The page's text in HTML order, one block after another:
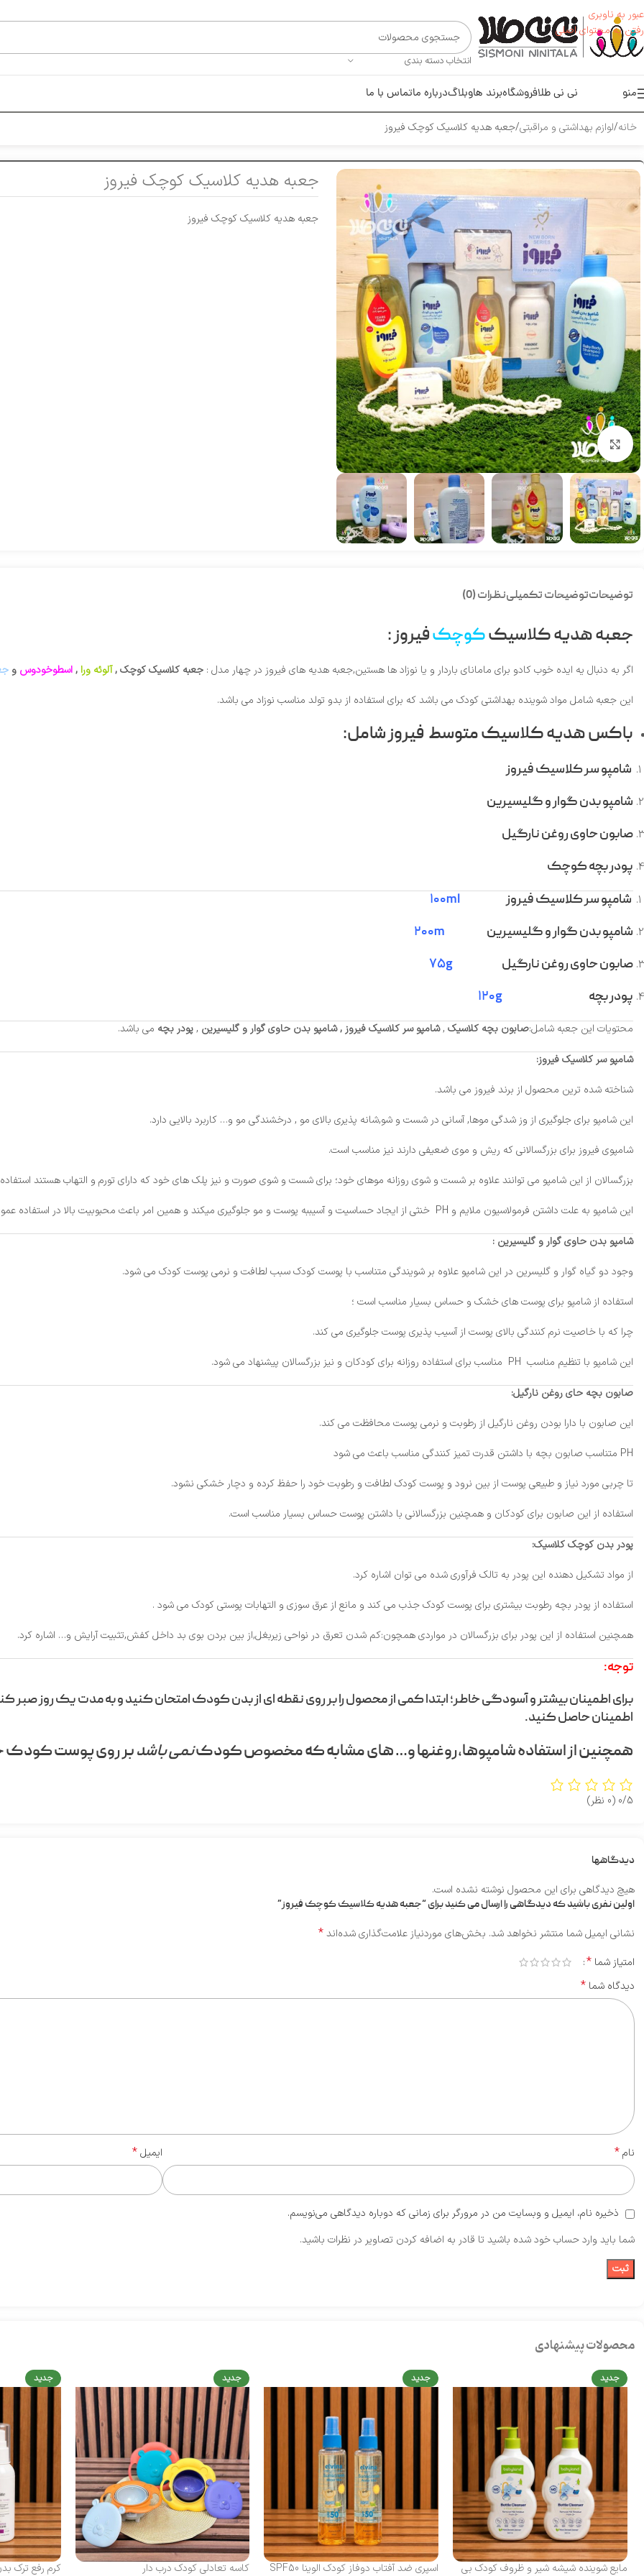
عبور به ناوبری
رفتن به محتوای اصلی
انتخاب دسته بندی
منو نی نی طلافروشگاهبرند هاوبلاگدرباره ماتماس با ما
خانه لوازم بهداشتی و مراقبتی جعبه هدیه کلاسیک کوچک فیروز
بزرگنمایی تصویر
جعبه هدیه کلاسیک کوچک فیروز
جعبه هدیه کلاسیک کوچک فیروز
توضیحاتتوضیحات تکمیلینظرات (0)
جعبه هدیه کلاسیککوچکفیروز :
اگر به دنبال یه ایده خوب کادو برای مامانای باردار و یا نوزاد ها هستین,جعبه هدیه های فیروز در چهار مدل : جعبه کلاسیککوچک ,آلوئه ورا ,اسطوخودوس و
این جعبه شامل مواد شوینده بهداشتی کودک می باشد که برای استفاده از بدو تولد مناسب نوزاد می باشد.
باکس هدیه کلاسیک متوسط فیروز شامل:
شامپو سر کلاسیک فیروز
شامپو بدن گوار و گلیسیرین
صابون حاوی روغن نارگیل
پودر بچه کوچک
شامپو سر کلاسیک فیروز ۱۰۰ml
شامپو بدن گوار و گلیسیرین ۲۰۰m
صابون حاوی روغن نارگیل ۷۵g
پودر بچه ۱۲۰g
محتویات این جعبه شامل:صابون بچه کلاسیک ,شامپو سر کلاسیک فیروز ,شامپو بدن حاوی گوار و گلیسیرین ,پودر بچه می باشد.
شامپو سر کلاسیک فیروز:
شناخته شده ترین محصول از برند فیروز می باشد.
این شامپو برای جلوگیری از وز شدگی موها, آسانی در شست و شو,شانه پذیری بالای مو , درخشندگی مو و… کاربرد بالایی دارد.
شامپوی فیروز برای بزرگسالانی که ریش و موی ضعیفی دارند نیز مناسب است.
بزرگسالان از این شامپو می توانند علاوه بر شست و شوی روزانه موهای خود؛ برای شست و شوی صورت و نیز پلک های خود که دارای تورم و التهاب هستند
این شامپو به علت داشتن فرمولاسیون ملایم و PH خنثی از ایجاد حساسیت و آسیببه پوست و مو جلوگیری میکند و همین امر باعث محبوبیت بالا در استفاده عموم شده است.
شامپو بدن حاوی گوار و گلیسیرین :
وجود دو گیاه گوار و گلیسرین در این شامپو علاوه بر شویندگی متناسب با پوست کودک سبب لطافت و نرمی پوست کودک می شود.
استفاده از شامپو برای پوست های خشک و حساس بسیار مناسب است ؛
چرا که با خاصیت نرم کنندگی بالای پوست از آسیب پذیری پوست جلوگیری می کند.
این شامپو با تنظیم مناسب PH مناسب برای استفاده روزانه برای کودکان و نیز بزرگسالان پیشنهاد می شود.
صابون بچه حای روغن نارگیل:
این صابون با دارا بودن روغن نارگیل از رطوبت و نرمی پوست محافظت می کند.
PH متناسب صابون بچه با داشتن قدرت تمیز کنندگی مناسب باعث می شود
تا چربی مورد نیاز و طبیعی پوست از بین نرود و پوست کودک لطافت و رطوبت خود را حفظ کرده و دچار خشکی نشود.
استفاده از این صابون برای کودکان و همچنین بزرگسالانی با داشتن پوست حساس بسیار مناسب است.
پودر بدن کوچک کلاسیک:
از مواد تشکیل دهنده این پودر به تالک فرآوری شده می توان اشاره کرد.
استفاده از پودر بچه رطوبت بیشتری برای پوست کودک جذب می کند و مانع از عرق سوزی و التهابات پوستی کودک می شود .
همچنین استفاده از این پودر برای بزرگسالان در مواردی همچون:کم شدن تعرق در نواحی زیربغل,از بین بردن بوی بد داخل کفش,تثبیت آرایش و… اشاره کرد.
توجه:
برای اطمینان بیشتر و آسودگی خاطر؛ ابتدا کمی از محصول را بر روی نقطه ای از بدن کودک امتحان کنید و به مدت یک روز صبر
اطمینان حاصل کنید.
همچنین از استفاده شامپوها,روغنها و… های مشابه که مخصوص کودکنمی باشدبر روی پوست کودک
0/5 (0 نظر)
دیدگاهها
هیچ دیدگاهی برای این محصول نوشته نشده است.
اولین نفری باشید که دیدگاهی را ارسال می کنید برای “جعبه هدیه کلاسیک کوچک فیروز”
نشانی ایمیل شما منتشر نخواهد شد. بخش‌های موردنیاز علامت‌گذاری شده‌اند*
امتیاز شما *
دیدگاه شما *
نام* ایمیل*
ذخیره نام، ایمیل و وبسایت من در مرورگر برای زمانی که دوباره دیدگاهی می‌نویسم.
شما باید وارد حساب خود شده باشید تا قادر به اضافه کردن تصاویر در نظرات باشید.
محصولات پیشنهادی
جدید
مایع شوینده شیشه شیر و ظروف کودک بی‌
جدید
اسپری ضد آفتاب دوفاز کودک الوینا SPF50
جدید
کاسه تعادلی کودک درب‌ دار
جدید
کرم رفع ترک